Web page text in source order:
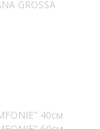
GROSSA
40см